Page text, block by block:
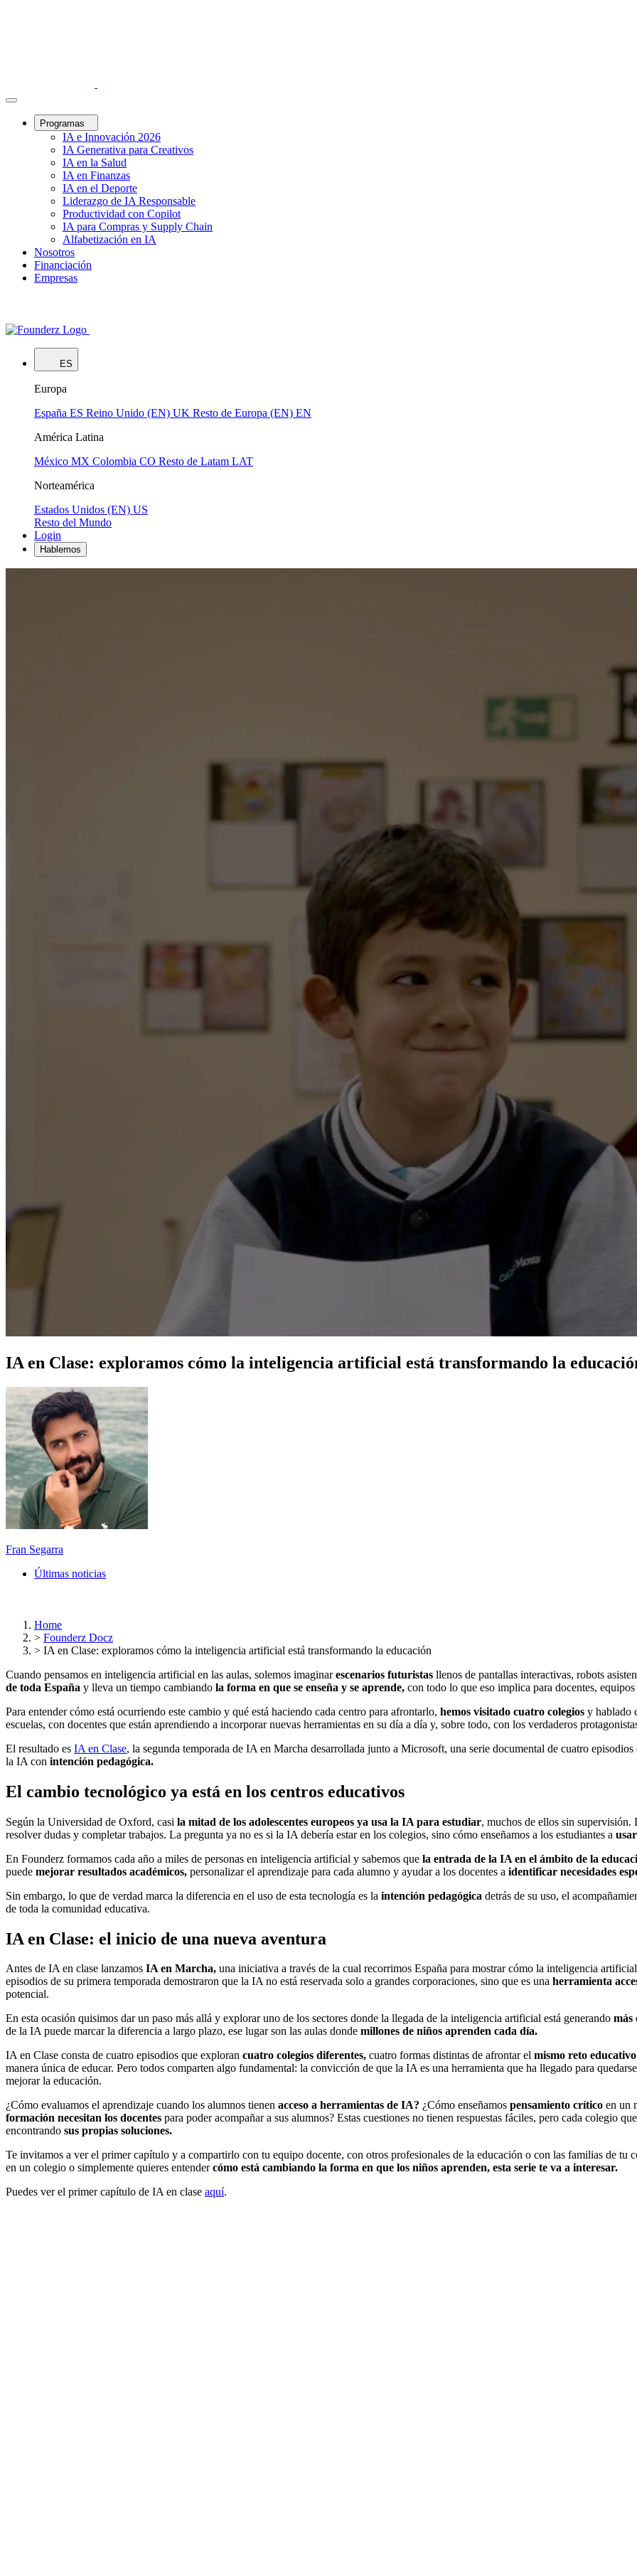
Programas
IA e Innovación 2026
IA Generativa para Creativos
IA en la Salud
IA en Finanzas
IA en el Deporte
Liderazgo de IA Responsable
Productividad con Copilot
IA para Compras y Supply Chain
Alfabetización en IA
Nosotros
Financiación
Empresas
ES
Europa
España ES Reino Unido (EN) UK Resto de Europa (EN) EN
América Latina
México MX Colombia CO Resto de Latam LAT
Norteamérica
Estados Unidos (EN) US
Resto del Mundo
Login
Hablemos
IA en Clase: exploramos cómo la inteligencia artificial está transformando la
Fran Segarra
Últimas noticias
Home
> Founderz Docz
> IA en Clase: exploramos cómo la inteligencia artificial está transformando la educación
Cuando pensamos en inteligencia artificial en las aulas, solemos imaginarescenarios futuristas llenos de pantallas interactivas, robots
de toda España y lleva un tiempo cambiando la forma en que se enseña y se aprende, con todo lo que eso implica para docentes,
Para entender cómo está ocurriendo este cambio y qué está haciendo cada centro para afrontarlo, hemos visitado cuatro colegios y hablado
escuelas, con docentes que están aprendiendo a incorporar nuevas herramientas en su día a día y, sobre todo, con los verdaderos
El resultado es IA en Clase, la segunda temporada de IA en Marcha desarrollada junto a Microsoft, una serie documental de cuatro
la IA con intención pedagógica.
El cambio tecnológico ya está en los centros educativos
Según la Universidad de Oxford, casi la mitad de los adolescentes europeos ya usa la IA para estudiar, muchos de ellos sin
resolver dudas y completar trabajos. La pregunta ya no es si la IA debería estar en los colegios, sino cómo enseñamos a los estudiantes a
En Founderz formamos cada año a miles de personas en inteligencia artificial y sabemos que la entrada de la IA en el ámbito de la
puede mejorar resultados académicos, personalizar el aprendizaje para cada alumno y ayudar a los docentes a identificar necesidades
Sin embargo, lo que de verdad marca la diferencia en el uso de esta tecnología es la intención pedagógica detrás de su uso, el
de toda la comunidad educativa.
IA en Clase: el inicio de una nueva aventura
Antes de IA en clase lanzamos IA en Marcha, una iniciativa a través de la cual recorrimos España para mostrar cómo la inteligencia
episodios de su primera temporada demostraron que la IA no está reservada solo a grandes corporaciones, sino que es una herramienta
potencial.
En esta ocasión quisimos dar un paso más allá y explorar uno de los sectores donde la llegada de la inteligencia artificial está generando más
de la IA puede marcar la diferencia a largo plazo, ese lugar son las aulas donde millones de niños aprenden cada día.
IA en Clase consta de cuatro episodios que exploran cuatro colegios diferentes, cuatro formas distintas de afrontar el mismo reto
manera única de educar. Pero todos comparten algo fundamental: la convicción de que la IA es una herramienta que ha llegado para
mejorar la educación.
¿Cómo evaluamos el aprendizaje cuando los alumnos tienen acceso a herramientas de IA? ¿Cómo enseñamos pensamiento crítico en un
formación necesitan los docentes para poder acompañar a sus alumnos? Estas cuestiones no tienen respuestas fáciles, pero cada colegio
encontrando sus propias soluciones.
Te invitamos a ver el primer capítulo y a compartirlo con tu equipo docente, con otros profesionales de la educación o con las familias de tu
en un colegio o simplemente quieres entendercómo está cambiando la forma en que los niños aprenden, esta serie te va a interesar.
Puedes ver el primer capítulo de IA en clase aquí.